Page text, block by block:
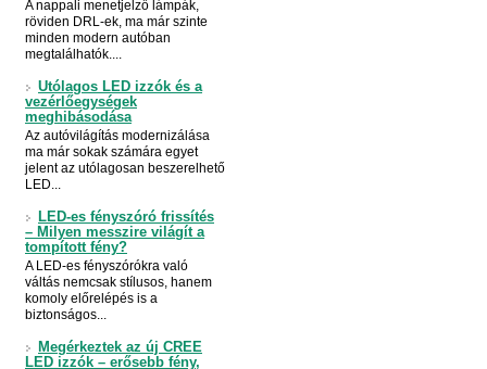
A nappali menetjelző lámpák,
röviden DRL-ek, ma már szinte
minden modern autóban
megtalálhatók....
Utólagos LED izzók és a
vezérlőegységek
meghibásodása
Az autóvilágítás modernizálása
ma már sokak számára egyet
jelent az utólagosan beszerelhető
LED...
LED-es fényszóró frissítés
– Milyen messzire világít a
tompított fény?
A LED-es fényszórókra való
váltás nemcsak stílusos, hanem
komoly előrelépés is a
biztonságos...
Megérkeztek az új CREE
LED izzók – erősebb fény,